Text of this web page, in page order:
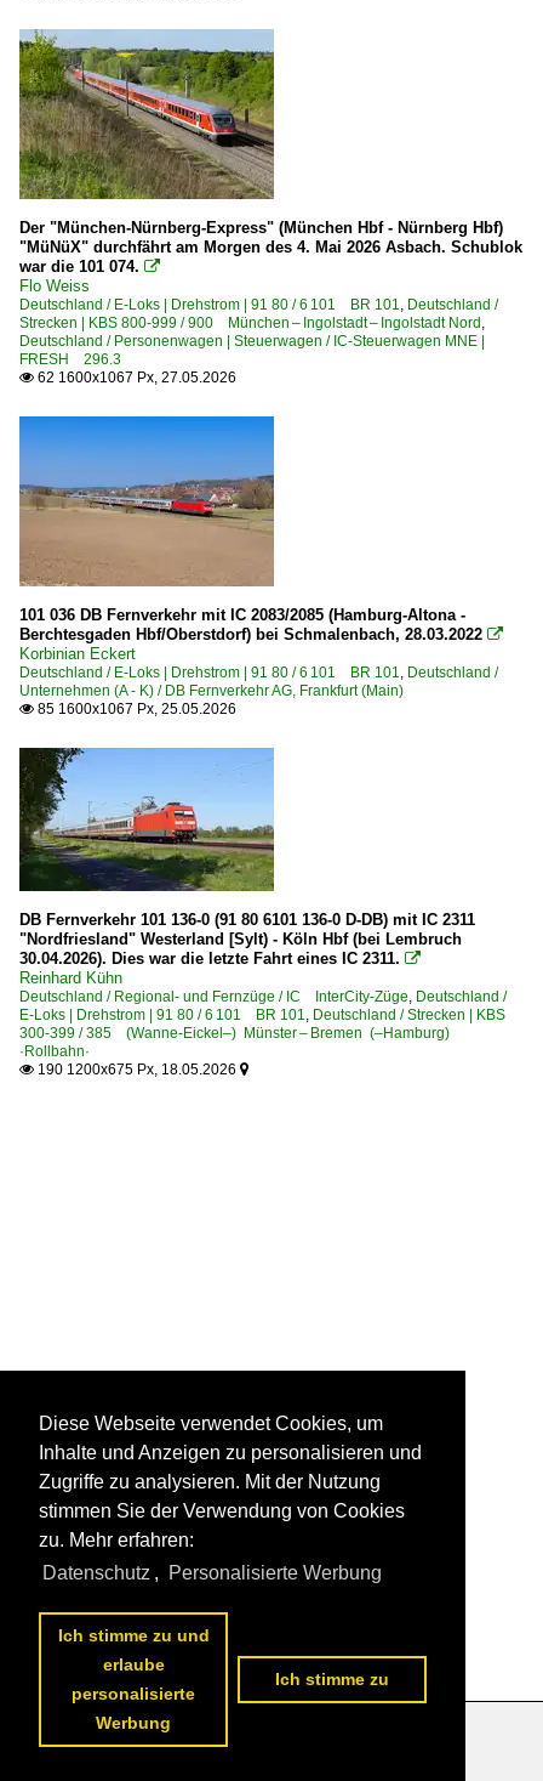
Der "München-Nürnberg-Express" (München Hbf - Nürnberg Hbf)
"MüNüX" durchfährt am Morgen des 4. Mai 2026 Asbach. Schublok
war die 101 074. 
Flo Weiss
Deutschland / E-Loks | Drehstrom | 91 80 / 6 101 BR 101, Deutschland /
Strecken | KBS 800-999 / 900 München – Ingolstadt – Ingolstadt Nord,
Deutschland / Personenwagen | Steuerwagen / IC-Steuerwagen MNE |
FRESH 296.3
 62 1600x1067 Px, 27.05.2026
101 036 DB Fernverkehr mit IC 2083/2085 (Hamburg-Altona -
Berchtesgaden Hbf/Oberstdorf) bei Schmalenbach, 28.03.2022 
Korbinian Eckert
Deutschland / E-Loks | Drehstrom | 91 80 / 6 101 BR 101, Deutschland /
Unternehmen (A - K) / DB Fernverkehr AG, Frankfurt (Main)
 85 1600x1067 Px, 25.05.2026
DB Fernverkehr 101 136-0 (91 80 6101 136-0 D-DB) mit IC 2311
"Nordfriesland" Westerland [Sylt) - Köln Hbf (bei Lembruch
30.04.2026). Dies war die letzte Fahrt eines IC 2311. 
Reinhard Kühn
Deutschland / Regional- und Fernzüge / IC InterCity-Züge, Deutschland /
E-Loks | Drehstrom | 91 80 / 6 101 BR 101, Deutschland / Strecken | KBS
300-399 / 385 (Wanne-Eickel–) Münster – Bremen (–Hamburg)
·Rollbahn·
 190 1200x675 Px, 18.05.2026 
Datenschutzerklärung
Diese Webseite verwendet Cookies, um
Inhalte und Anzeigen zu personalisieren und
Zugriffe zu analysieren. Mit der Nutzung
stimmen Sie der Verwendung von Cookies
zu. Mehr erfahren:
Datenschutz , Personalisierte Werbung
Ich stimme zu und
erlaube
personalisierte
Werbung
Ich stimme zu